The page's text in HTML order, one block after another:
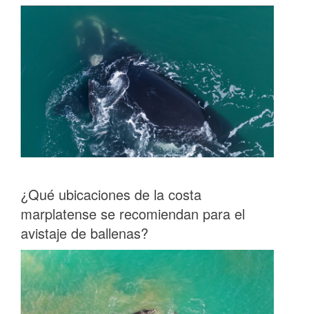
¿Qué ubicaciones de la costa
marplatense se recomiendan para el
avistaje de ballenas?